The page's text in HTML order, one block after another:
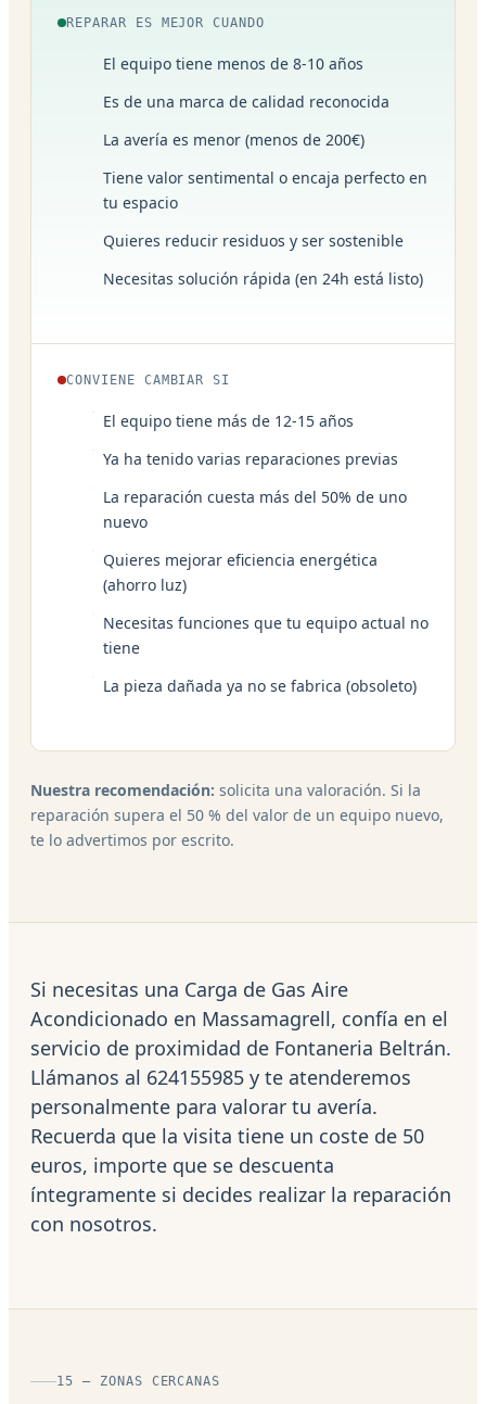
REPARAR ES MEJOR CUANDO
El equipo tiene menos de 8-10 años
Es de una marca de calidad reconocida
La avería es menor (menos de 200€)
Tiene valor sentimental o encaja perfecto en
tu espacio
Quieres reducir residuos y ser sostenible
Necesitas solución rápida (en 24h está listo)
CONVIENE CAMBIAR SI
El equipo tiene más de 12-15 años
Ya ha tenido varias reparaciones previas
La reparación cuesta más del 50% de uno
nuevo
Quieres mejorar eficiencia energética
(ahorro luz)
Necesitas funciones que tu equipo actual no
tiene
La pieza dañada ya no se fabrica (obsoleto)
Nuestra recomendación: solicita una valoración. Si la
reparación supera el 50 % del valor de un equipo nuevo,
te lo advertimos por escrito.
Si necesitas una Carga de Gas Aire
Acondicionado en Massamagrell, confía en el
servicio de proximidad de Fontaneria Beltrán.
Llámanos al 624155985 y te atenderemos
personalmente para valorar tu avería.
Recuerda que la visita tiene un coste de 50
euros, importe que se descuenta
íntegramente si decides realizar la reparación
con nosotros.
15 — ZONAS CERCANAS